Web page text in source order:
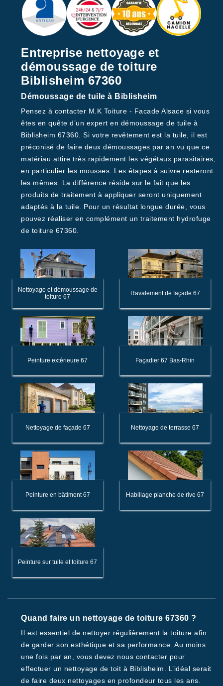
Entreprise nettoyage et
démoussage de toiture
Biblisheim 67360
Démoussage de tuile à Biblisheim
Pensez à contacter M.K Toiture - Facade Alsace si vous
êtes en quête d’un expert en démoussage de tuile à
Biblisheim 67360. Si votre revêtement est la tuile, il est
préconisé de faire deux démoussages par an vu que ce
matériau attire très rapidement les végétaux parasitaires,
en particulier les mousses. Les étapes à suivre resteront
les mêmes. La différence réside sur le fait que les
produits de traitement à appliquer seront uniquement
adaptés à la tuile. Pour un résultat longue durée, vous
pouvez réaliser en complément un traitement hydrofuge
de toiture 67360.
Nettoyage et démoussage de
toiture 67
Ravalement de façade 67
Peinture extérieure 67 Façadier 67 Bas-Rhin
Nettoyage de façade 67 Nettoyage de terrasse 67
Peinture en bâtiment 67 Habillage planche de rive 67
Peinture sur tuile et toiture 67
Quand faire un nettoyage de toiture 67360 ?
Il est essentiel de nettoyer régulièrement la toiture afin
de garder son esthétique et sa performance. Au moins
une fois par an, vous devez nous contacter pour
effectuer un nettoyage de toit à Biblisheim. L’idéal serait
de faire deux nettoyages en profondeur tous les ans.